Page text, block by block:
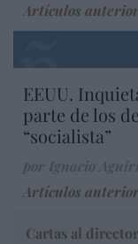
Artículos
EEUU.
parte de los
“socialista”
Artículos
Cartas al director